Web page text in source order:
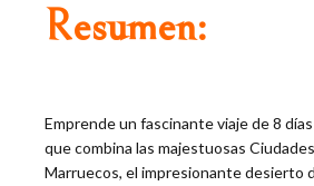
Resumen:
Emprende un fascinante viaje de 8
que combina las majestuosas
Marruecos, el impresionante desierto